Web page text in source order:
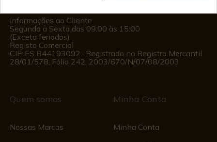
Informações ao Cliente
Segunda a Sexta das 09:00 às 15:00
(Exceto feriados)
Registo Comercial
CIF: ES B44193092 · Registrado no Registro Mercantil
28/01/578, Fólio 242, 2003/670/N/07/08/2003
Quem somos
Nossas Marcas
Minha Conta
Minha Conta